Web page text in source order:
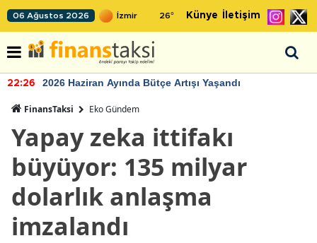
06 Ağustos 2026 26° Künye İletişim
22:26 2026 Haziran Ayında Bütçe Artışı Yaşandı
FinansTaksi Eko Gündem
Yapay zeka ittifakı
büyüyor: 135 milyar
dolarlık anlaşma
imzalandı